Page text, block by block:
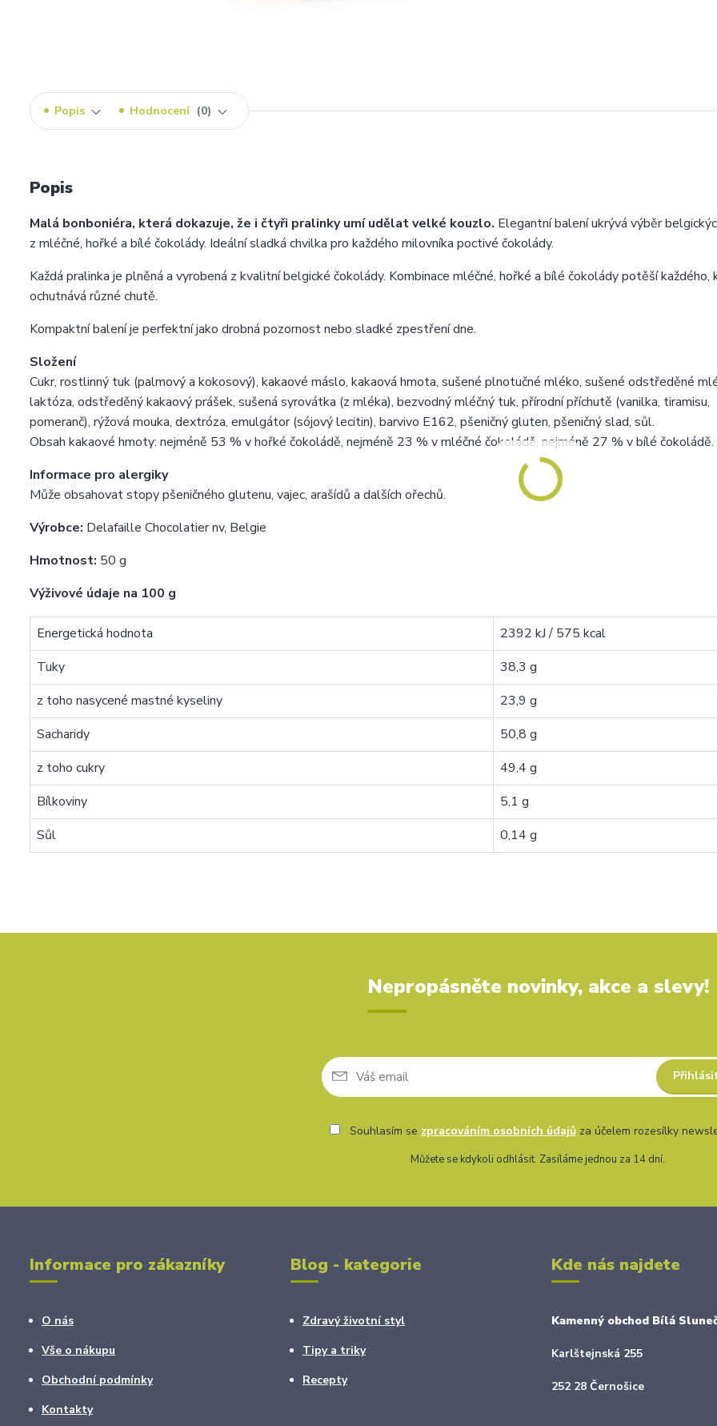
Popis Hodnocení 0
Popis
Malá bonboniéra, která dokazuje, že i čtyři pralinky umí udělat velké kouzlo. Elegantní balení ukrývá výběr
z mléčné, hořké a bílé čokolády. Ideální sladká chvilka pro každého milovníka poctivé čokolády.
Každá pralinka je plněná a vyrobená z kvalitní belgické čokolády. Kombinace mléčné, hořké a bílé čokolády potěší každého,
ochutnává různé chutě.
Kompaktní balení je perfektní jako drobná pozornost nebo sladké zpestření dne.
Složení
Cukr, rostlinný tuk (palmový a kokosový), kakaové máslo, kakaová hmota, sušené plnotučné mléko, sušené odstředěné
laktóza, odstředěný kakaový prášek, sušená syrovátka (z mléka), bezvodný mléčný tuk, přírodní příchutě (vanilka, tiramisu,
pomeranč), rýžová mouka, dextróza, emulgátor (sójový lecitin), barvivo E162, pšeničný gluten, pšeničný slad, sůl.
Obsah kakaové hmoty: nejméně 53 % v hořké čokoládě, nejméně 23 % v mléčné čokoládě, nejméně 27 % v bílé čokoládě.
Informace pro alergiky
Může obsahovat stopy pšeničného glutenu, vajec, arašídů a dalších ořechů.
Výrobce: Delafaille Chocolatier nv, Belgie
Hmotnost: 50 g
Výživové údaje na 100 g
Energetická hodnota
2392 kJ / 575 kcal
Tuky
38,3 g
z toho nasycené mastné kyseliny
23,9 g
Sacharidy
50,8 g
z toho cukry
49,4 g
Bílkoviny
5,1 g
Sůl
0,14 g
Nepropásněte novinky, akce a slevy!
Souhlasím se zpracováním osobních údajůza účelem rozesílky
Můžete se kdykoli odhlásit. Zasíláme jednou za 14 dní.
Informace pro zákazníky
O nás
Vše o nákupu
Obchodní podmínky
Kontakty
Blog - kategorie
Zdravý životní styl
Tipy a triky
Recepty
Kde nás najdete
Kamenný obchod Bílá
Karlštejnská 255
252 28 Černošice